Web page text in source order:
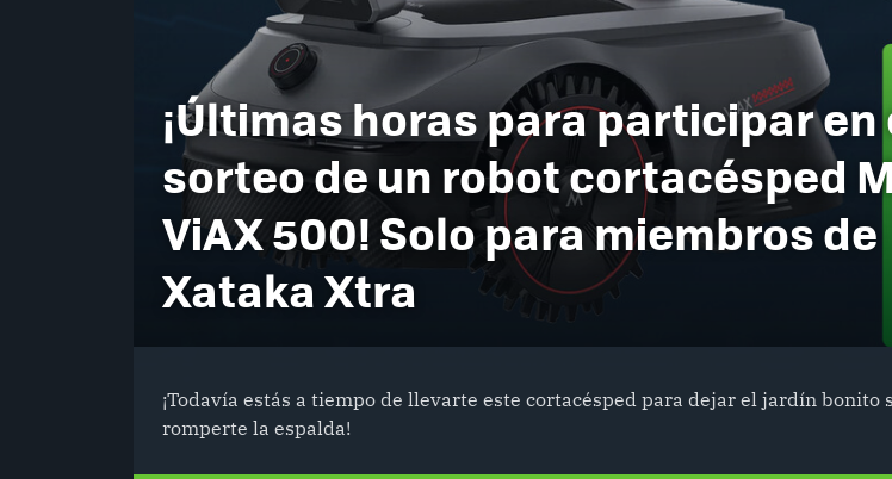
¡Últimas horas para participar en
sorteo de un robot cortacésped
ViAX 500! Solo para miembros de
Xataka Xtra
¡Todavía estás a tiempo de llevarte este cortacésped para dejar el jardín bonito
romperte la espalda!